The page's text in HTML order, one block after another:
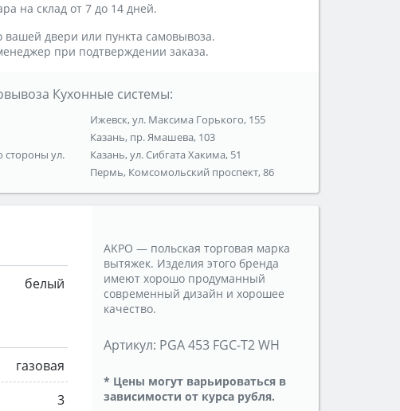
на склад от 7 до 14 дней.
вашей двери или пункта самовывоза.
при подтверждении заказа.
Кухонные системы:
стороны ул.
Ижевск, ул. Максима Горького, 155
Казань, пр. Ямашева, 103
Казань, ул. Сибгата Хакима, 51
Пермь, Комсомольский проспект, 86
белый
газовая
3
AKPO — польская торговая марка
вытяжек. Изделия этого бренда
имеют хорошо продуманный
современный дизайн и хорошее
качество.
Артикул: PGA 453 FGC-T2 WH
* Цены могут варьироваться в
зависимости от курса рубля.